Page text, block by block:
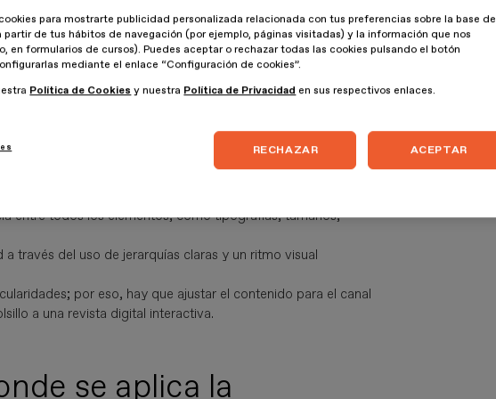
editorial
cumple varias funciones, que son estas:
se distribuyen los textos, titulares, pies de foto y elementos
entre todos los elementos, como tipografías, tamaños,
través del uso de jerarquías claras y un ritmo visual
por eso, hay que ajustar el contenido para el canal
a una revista digital interactiva.
se aplica la
para mostrarte publicidad personalizada relacionada con tus preferencias sobre la base de
partir de tus hábitos de navegación (por ejemplo, páginas visitadas) y la información que nos
en formularios de cursos). Puedes aceptar o rechazar todas las cookies pulsando el botón
mediante el enlace “Configuración de cookies”.
Política de Cookies y nuestra Política de Privacidad en sus respectivos enlaces.
RECHAZAR ACEPTAR